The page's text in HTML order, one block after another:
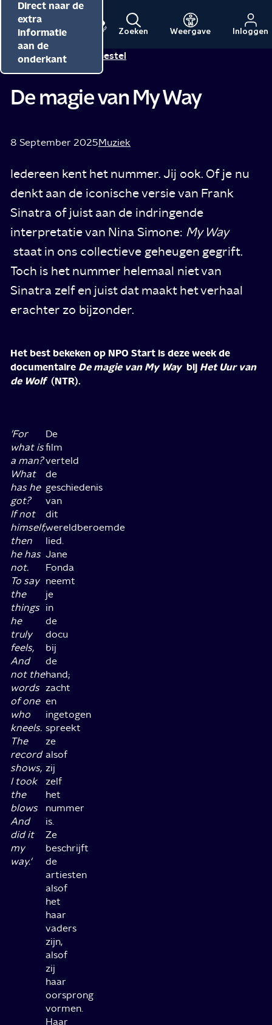
Direct naar de
inhoud
Direct naar de
hoofdnavigatie
Direct naar de
extra
informatie
aan de
onderkant
Menu
Naar
de
NPO
beginpagina
NPO
Cultuur
Zoeken Weergave Inloggen
Tip vanAlicha van Gestel
De magie van My Way
8 September 2025Muziek
Iedereen kent het nummer. Jij ook. Of je nu
denkt aan de iconische versie van Frank
Sinatra of juist aan de indringende
interpretatie van Nina Simone: My Way
staat in ons collectieve geheugen gegrift.
Toch is het nummer helemaal niet van
Sinatra zelf en juist dat maakt het verhaal
erachter zo bijzonder.
Het best bekeken op NPO Start is deze week de
documentaire De magie van My Way bij Het Uur van
de Wolf(NTR).
'For
what is
a man?
What
has he
got?
If not
himself,
then
he has
not.
To say
the
things
he
truly
feels,
And
not the
words
of one
who
kneels.
The
record
shows,
I took
the
blows
And
did it
my
way.‘
De
film
verteld
de
geschiedenis
van
dit
wereldberoemde
lied.
Jane
Fonda
neemt
je
in
de
docu
bij
de
hand;
zacht
en
ingetogen
spreekt
ze
alsof
zij
zelf
het
nummer
is.
Ze
beschrijft
de
artiesten
alsof
het
haar
vaders
zijn,
alsof
zij
haar
oorsprong
vormen.
Haar